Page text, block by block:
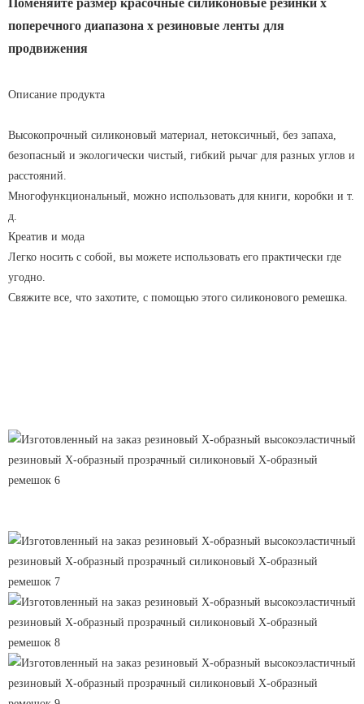
Поменяйте размер красочные силиконовые резинки х
поперечного диапазона х резиновые ленты для
продвижения
Описание продукта
Высокопрочный силиконовый материал, нетоксичный, без запаха,
безопасный и экологически чистый, гибкий рычаг для разных углов и
расстояний.
Многофункциональный, можно использовать для книги, коробки и т.
д.
Креатив и мода
Легко носить с собой, вы можете использовать его практически где
угодно.
Свяжите все, что захотите, с помощью этого силиконового ремешка.